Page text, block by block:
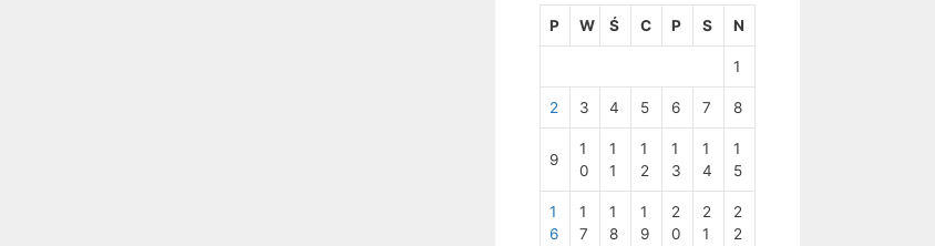
P W Ś C P S N
1
2 3 4 5 6 7 8
9
1
0
1
1
1
2
1
3
1
4
1
5
1
6
1
7
1
8
1
9
2
0
2
1
2
2